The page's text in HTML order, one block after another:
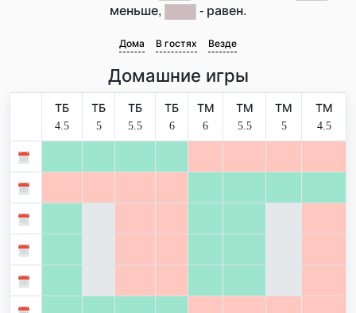
меньше,
- равен.
Дома В гостях Везде
Домашние игры
ТБ
4.5
ТБ
5
ТБ
5.5
ТБ
6
ТМ
6
ТМ
5.5
ТМ
5
ТМ
4.5